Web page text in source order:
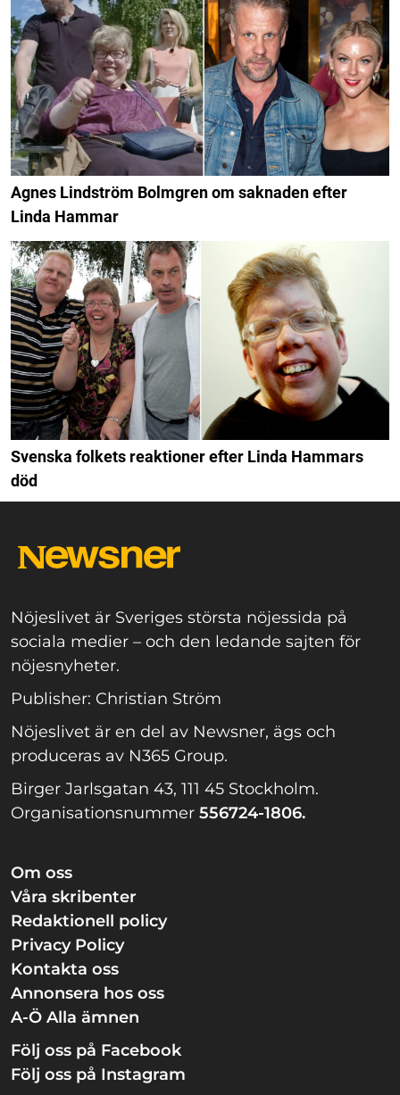
Agnes Lindström Bolmgren om saknaden efter
Linda Hammar
Svenska folkets reaktioner efter Linda Hammars
död
Nöjeslivet är Sveriges största nöjessida på
sociala medier – och den ledande sajten för
nöjesnyheter.
Publisher: Christian Ström
Nöjeslivet är en del av Newsner, ägs och
produceras av N365 Group.
Birger Jarlsgatan 43, 111 45 Stockholm.
Organisationsnummer 556724-1806.
Om oss
Våra skribenter
Redaktionell policy
Privacy Policy
Kontakta oss
Annonsera hos oss
A-Ö Alla ämnen
Följ oss på Facebook
Följ oss på Instagram